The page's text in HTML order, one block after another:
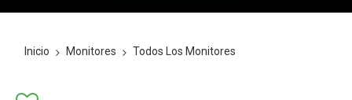
Inicio Monitores Todos Los Monitores